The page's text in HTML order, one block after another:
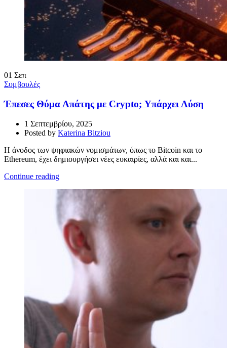
01 Σεπ
Συμβουλές
Έπεσες Θύμα Απάτης με Crypto; Υπάρχει Λύση
1 Σεπτεμβρίου, 2025
Posted by Katerina Bitziou
Η άνοδος των ψηφιακών νομισμάτων, όπως το Bitcoin και το
Ethereum, έχει δημιουργήσει νέες ευκαιρίες, αλλά και και...
Continue reading